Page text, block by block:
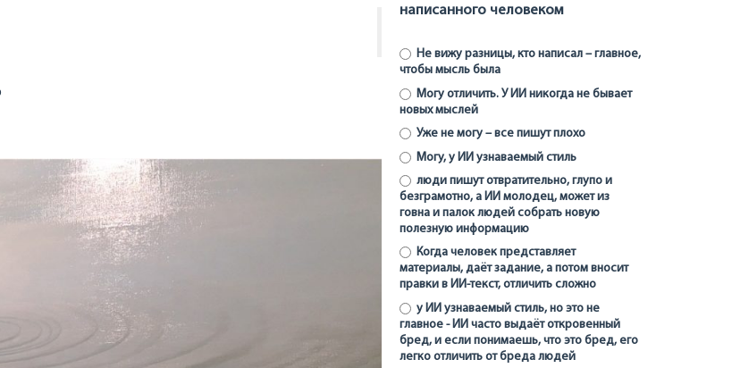
написанного человеком
Не вижу разницы, кто написал – главное,
чтобы мысль была
Могу отличить. У ИИ никогда не бывает
новых мыслей
Уже не могу – все пишут плохо
Могу, у ИИ узнаваемый стиль
люди пишут отвратительно, глупо и
безграмотно, а ИИ молодец, может из
говна и палок людей собрать новую
полезную информацию
Когда человек представляет
материалы, даёт задание, а потом вносит
правки в ИИ-текст, отличить сложно
у ИИ узнаваемый стиль, но это не
главное - ИИ часто выдаёт откровенный
бред, и если понимаешь, что это бред, его
легко отличить от бреда людей